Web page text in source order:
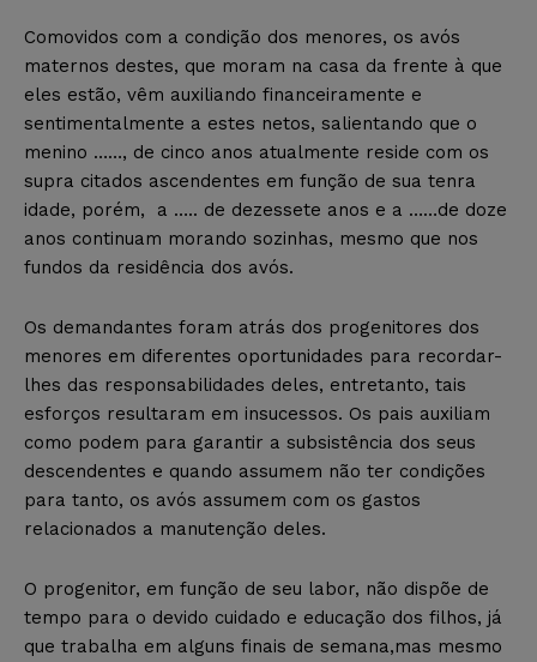
Comovidos com a condição dos menores, os avós
maternos destes, que moram na casa da frente à que
eles estão, vêm auxiliando financeiramente e
sentimentalmente a estes netos, salientando que o
menino ……, de cinco anos atualmente reside com os
supra citados ascendentes em função de sua tenra
idade, porém, a ….. de dezessete anos e a ……de doze
anos continuam morando sozinhas, mesmo que nos
fundos da residência dos avós.
Os demandantes foram atrás dos progenitores dos
menores em diferentes oportunidades para recordar-
lhes das responsabilidades deles, entretanto, tais
esforços resultaram em insucessos. Os pais auxiliam
como podem para garantir a subsistência dos seus
descendentes e quando assumem não ter condições
para tanto, os avós assumem com os gastos
relacionados a manutenção deles.
O progenitor, em função de seu labor, não dispõe de
tempo para o devido cuidado e educação dos filhos, já
que trabalha em alguns finais de semana,mas mesmo